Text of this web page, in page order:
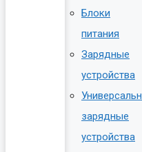
Блоки
питания
Зарядные
устройства
зарядные
устройства